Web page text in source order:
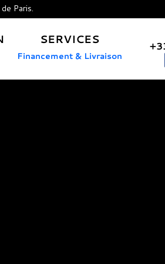
Paris.
SERVICES
Financement & Livraison